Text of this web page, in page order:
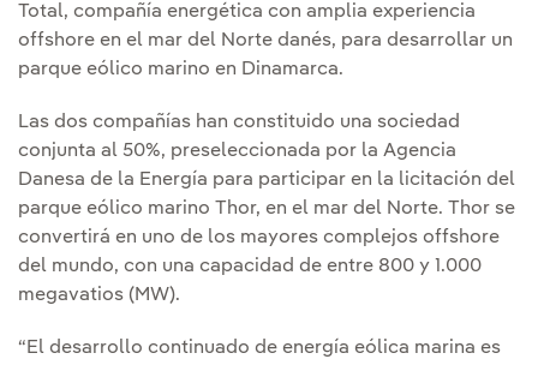
Total, compañía energética con amplia experiencia
offshore en el mar del Norte danés, para desarrollar un
parque eólico marino en Dinamarca.
Las dos compañías han constituido una sociedad
conjunta al 50%, preseleccionada por la Agencia
Danesa de la Energía para participar en la licitación del
parque eólico marino Thor, en el mar del Norte. Thor se
convertirá en uno de los mayores complejos offshore
del mundo, con una capacidad de entre 800 y 1.000
megavatios (MW).
“El desarrollo continuado de energía eólica marina es